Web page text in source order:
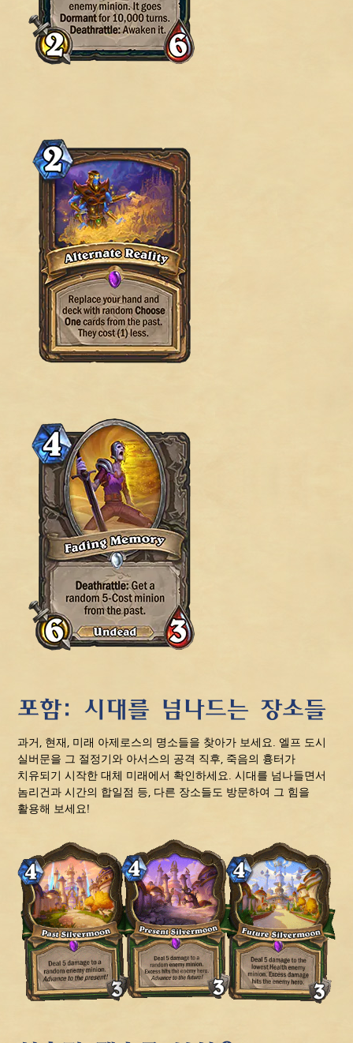
포함: 시대를 넘나드는 장소들
과거, 현재, 미래 아제로스의 명소들을 찾아가 보세요. 엘프 도시
실버문을 그 절정기와 아서스의 공격 직후, 죽음의 흉터가
치유되기 시작한 대체 미래에서 확인하세요. 시대를 넘나들면서
놈리건과 시간의 합일점 등, 다른 장소들도 방문하여 그 힘을
활용해 보세요!